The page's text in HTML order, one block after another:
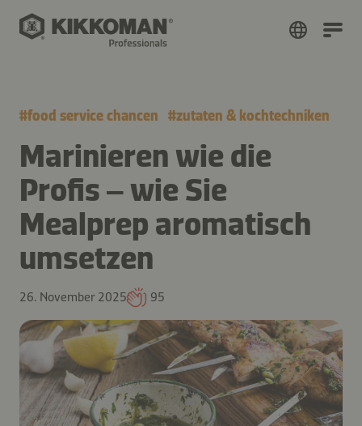
#food service chancen #zutaten & kochtechniken
Marinieren wie die
Profis – wie Sie
Mealprep aromatisch
umsetzen
26. November 2025 95